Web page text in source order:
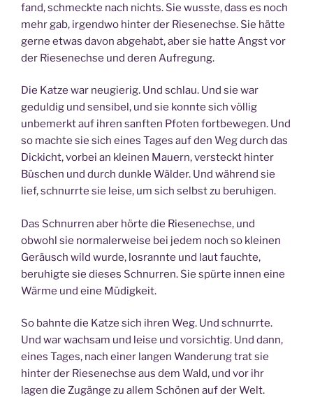
fand, schmeckte nach nichts. Sie wusste, dass es noch
mehr gab, irgendwo hinter der Riesenechse. Sie hätte
gerne etwas davon abgehabt, aber sie hatte Angst vor
der Riesenechse und deren Aufregung.
Die Katze war neugierig. Und schlau. Und sie war
geduldig und sensibel, und sie konnte sich völlig
unbemerkt auf ihren sanften Pfoten fortbewegen. Und
so machte sie sich eines Tages auf den Weg durch das
Dickicht, vorbei an kleinen Mauern, versteckt hinter
Büschen und durch dunkle Wälder. Und während sie
lief, schnurrte sie leise, um sich selbst zu beruhigen.
Das Schnurren aber hörte die Riesenechse, und
obwohl sie normalerweise bei jedem noch so kleinen
Geräusch wild wurde, losrannte und laut fauchte,
beruhigte sie dieses Schnurren. Sie spürte innen eine
Wärme und eine Müdigkeit.
So bahnte die Katze sich ihren Weg. Und schnurrte.
Und war wachsam und leise und vorsichtig. Und dann,
eines Tages, nach einer langen Wanderung trat sie
hinter der Riesenechse aus dem Wald, und vor ihr
lagen die Zugänge zu allem Schönen auf der Welt.